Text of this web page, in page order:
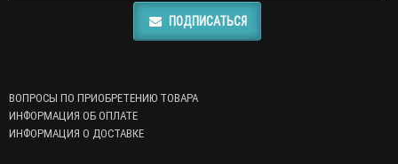
ПОДПИСАТЬСЯ
ВОПРОСЫ ПО ПРИОБРЕТЕНИЮ ТОВАРА
ИНФОРМАЦИЯ ОБ ОПЛАТЕ
ИНФОРМАЦИЯ О ДОСТАВКЕ